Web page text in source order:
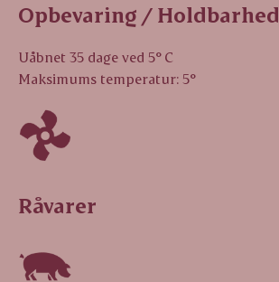
Opbevaring / Holdbarhed
Uåbnet 35 dage ved 5° C
Maksimums temperatur: 5°
Råvarer